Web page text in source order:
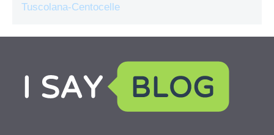
Tuscolana-Centocelle